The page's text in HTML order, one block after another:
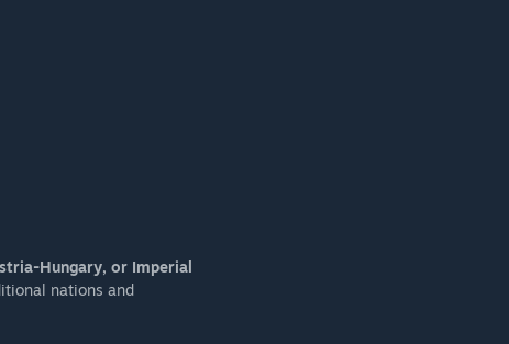
Hungary, or Imperial
nations and